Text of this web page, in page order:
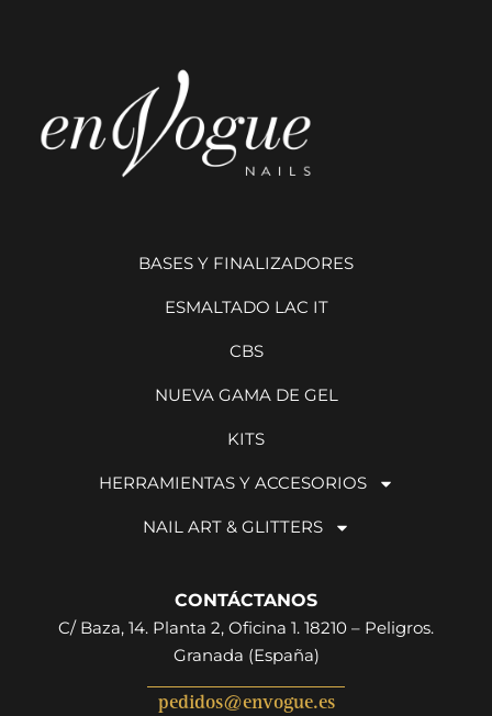
BASES Y FINALIZADORES
ESMALTADO LAC IT
CBS
NUEVA GAMA DE GEL
KITS
HERRAMIENTAS Y ACCESORIOS
NAIL ART & GLITTERS
CONTÁCTANOS
C/ Baza, 14. Planta 2, Oficina 1. 18210 – Peligros.
Granada (España)
pedidos@envogue.es